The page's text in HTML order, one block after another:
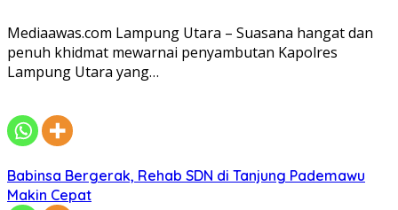
Mediaawas.com Lampung Utara – Suasana hangat dan
penuh khidmat mewarnai penyambutan Kapolres
Lampung Utara yang…
Babinsa Bergerak, Rehab SDN di Tanjung Pademawu
Makin Cepat